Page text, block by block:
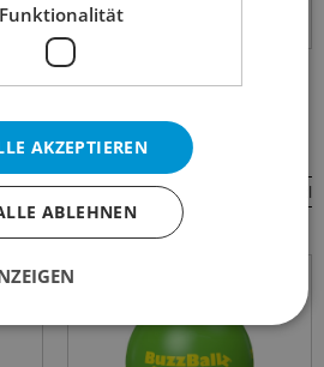
27.5cl
Bombay Sapphire Gin &
Tonic
7.70
inkl. MWST
Inhalt: 25cl
Funktionalität
AKZEPTIEREN
ABLEHNEN